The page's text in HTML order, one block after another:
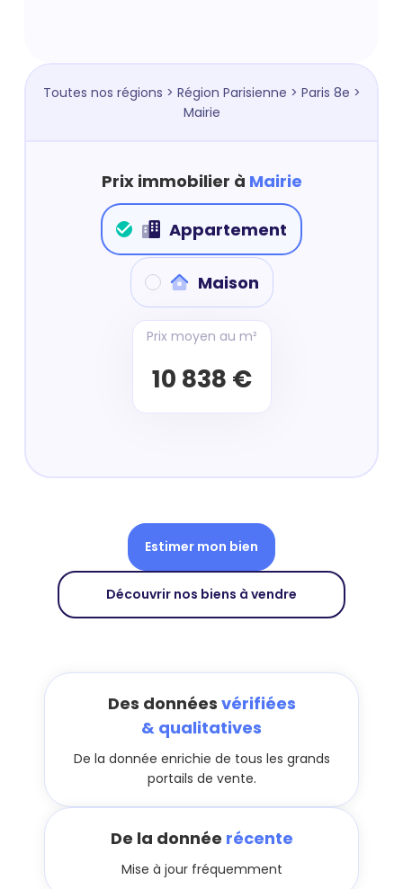
Toutes nos régions > Région Parisienne > Paris 8e >
Mairie
Prix immobilier à Mairie
Appartement
Maison
Prix moyen au m²
10 838 €
Estimer mon bien
Découvrir nos biens à vendre
Des données vérifiées
& qualitatives
De la donnée enrichie de tous les grands
portails de vente.
De la donnée récente
Mise à jour fréquemment